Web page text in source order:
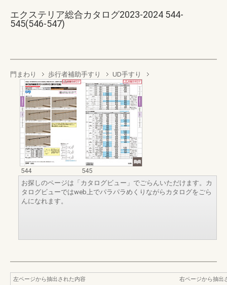
エクステリア総合カタログ2023-2024 544-
545(546-547)
門まわり 歩行者補助手すり UD手すり
544
545
お探しのページは「カタログビュー」でごらんいただけます。カ
タログビューではweb上でパラパラめくりながらカタログをごら
んになれます。
左ページから抽出された内容
右ページから抽出